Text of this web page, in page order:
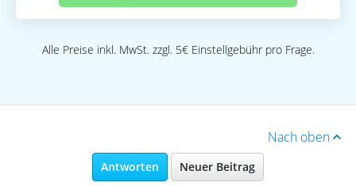
Alle Preise inkl. MwSt. zzgl. 5€ Einstellgebühr pro Frage.
Nach oben
Antworten Neuer Beitrag